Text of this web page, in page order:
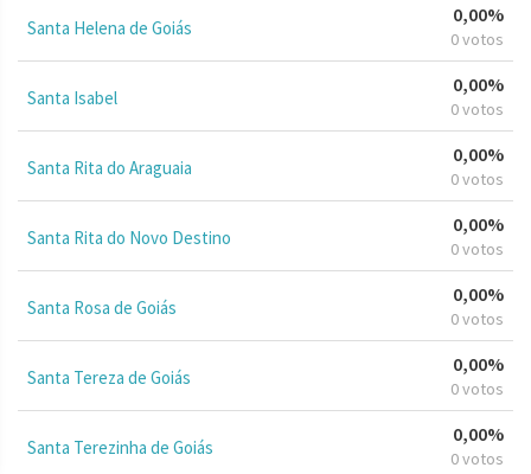
Santa Helena de Goiás
0,00%
0 votos
Santa Isabel
0,00%
0 votos
Santa Rita do Araguaia
0,00%
0 votos
Santa Rita do Novo Destino
0,00%
0 votos
Santa Rosa de Goiás
0,00%
0 votos
Santa Tereza de Goiás
0,00%
0 votos
Santa Terezinha de Goiás
0,00%
0 votos